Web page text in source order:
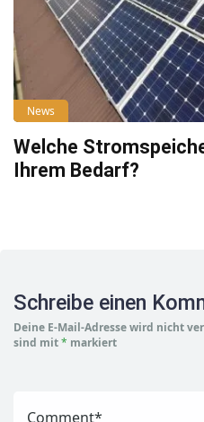
News
Welche
Ihrem Bedarf?
Schreibe einen
Deine E-Mail-Adresse wird nicht
sind mit* markiert